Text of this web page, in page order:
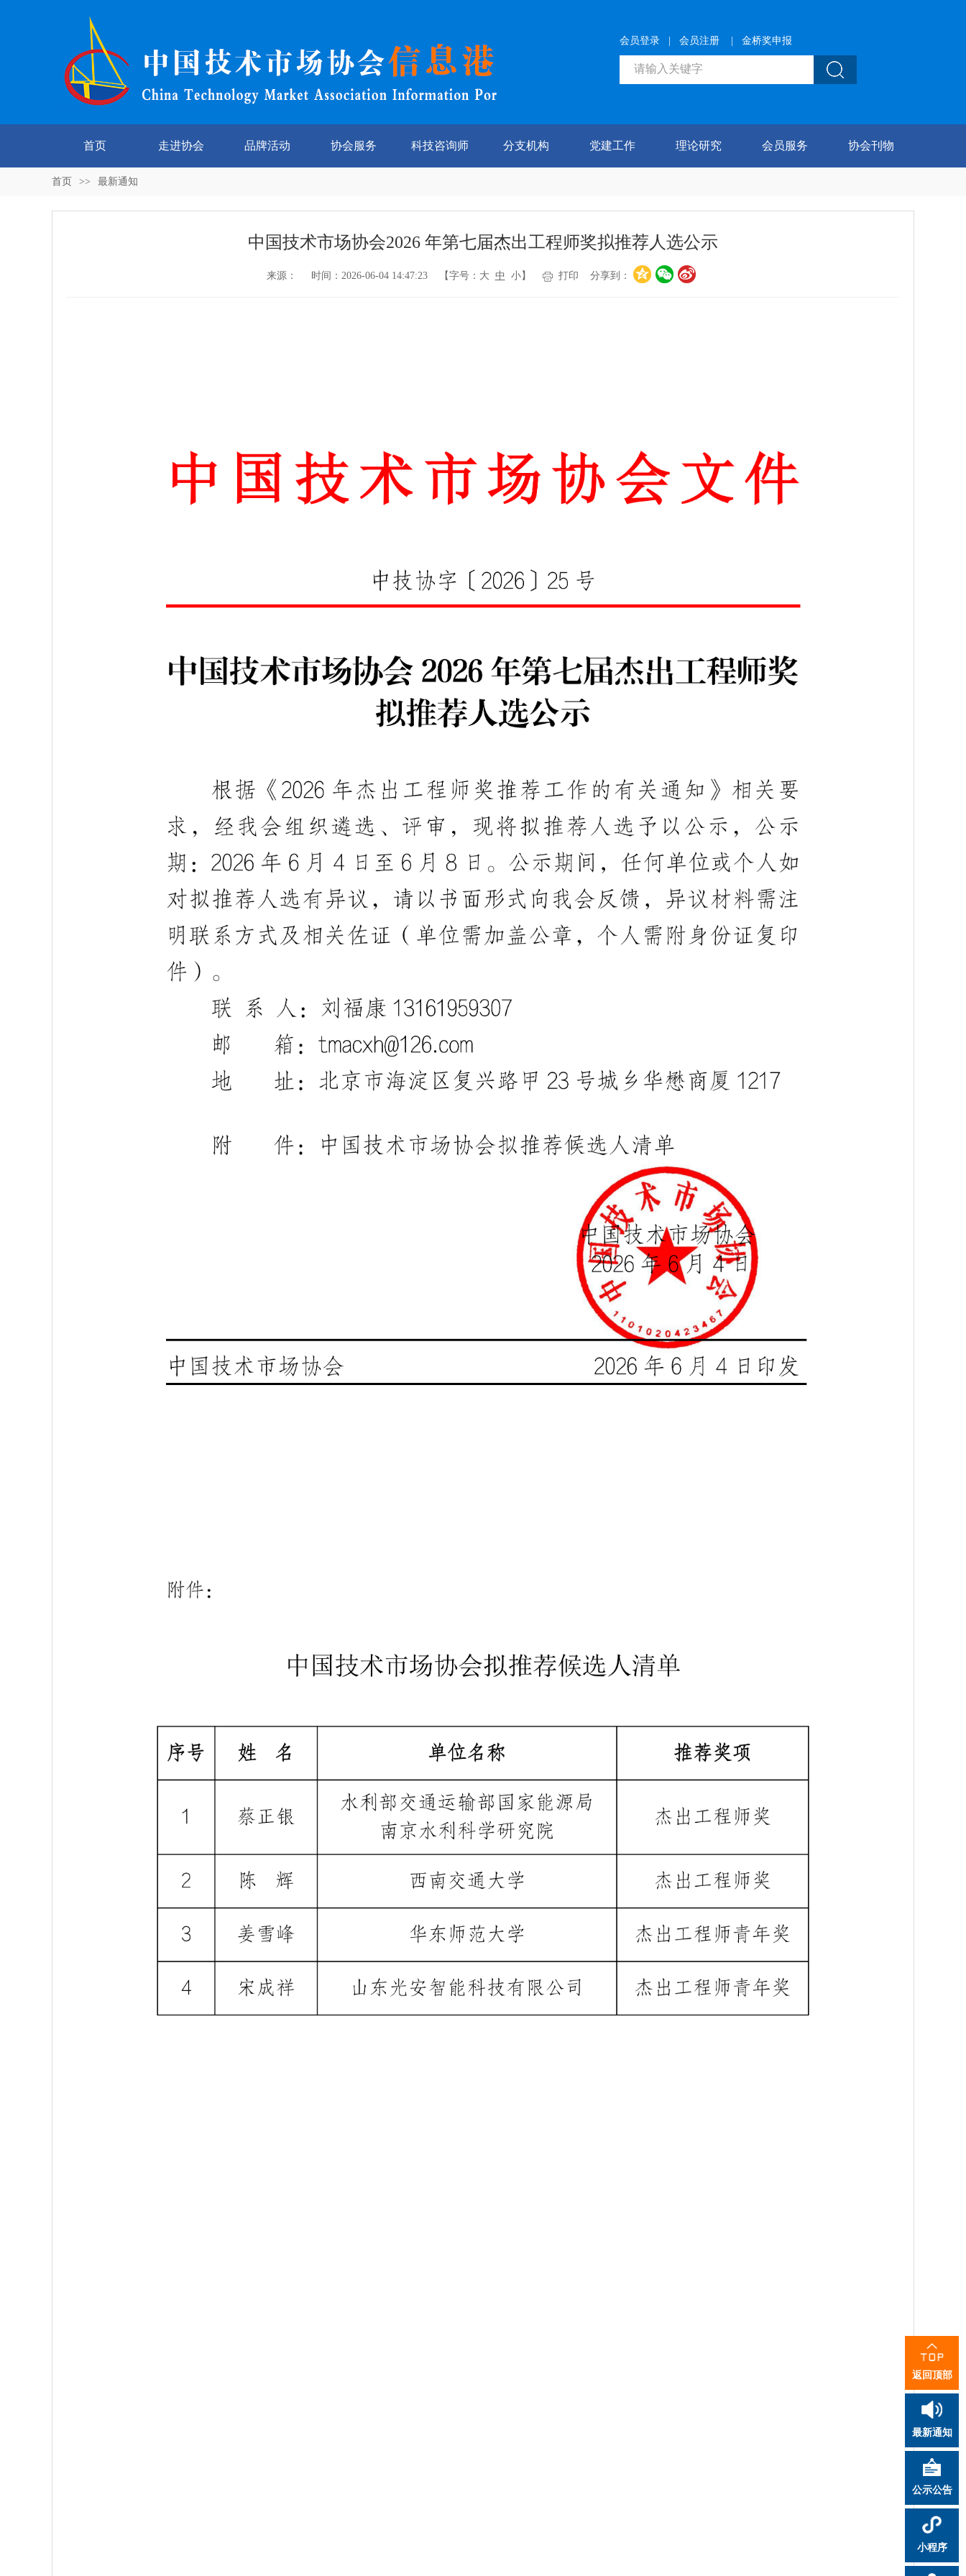
会员登录 会员注册 金桥奖申报
首页 走进协会 品牌活动 协会服务 科技咨询师 分支机构 党建工作 理论研究 会员服务 协会刊物
首页 >> 最新通知
中国技术市场协会2026 年第七届杰出工程师奖拟推荐人选公示
来源： 时间：2026-06-04 14:47:23 【字号： 大 中 小】 打印 分享到：
返回顶部
最新通知
公示公告
小程序